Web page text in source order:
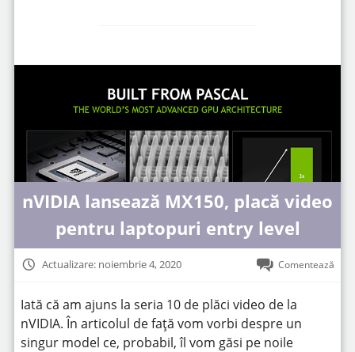
nVIDIA lansează MX150, placă video
pentru laptopuri entry level
Actualizare: noiembrie 4, 2020 Comentează
Iată că am ajuns la seria 10 de plăci video de la
nVIDIA. În articolul de față vom vorbi despre un
singur model ce, probabil, îl vom găsi pe noile